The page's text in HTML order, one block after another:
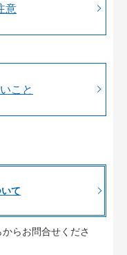
意
こと
て
らお問合せくださ